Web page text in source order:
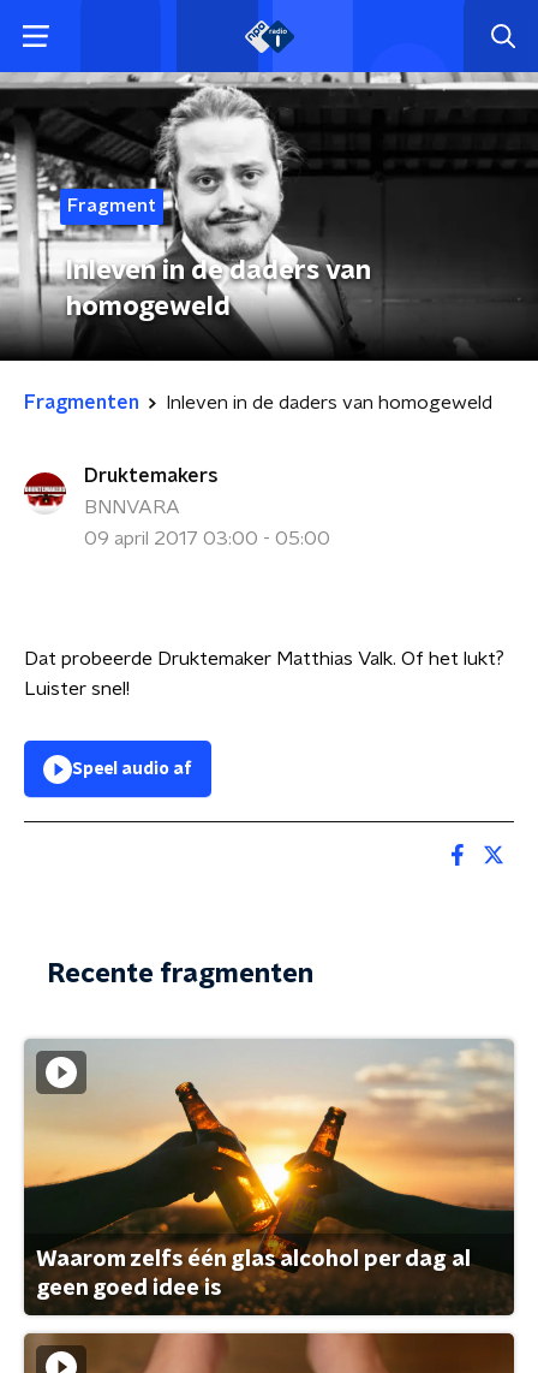
Fragment
Inleven in de daders van
homogeweld
Fragmenten Inleven in de daders van homogeweld
Druktemakers
BNNVARA
09 april 2017 03:00 - 05:00
Dat probeerde Druktemaker Matthias Valk. Of het lukt?
Luister snel!
Speel audio af
Recente fragmenten
Waarom zelfs één glas alcohol per dag al
geen goed idee is